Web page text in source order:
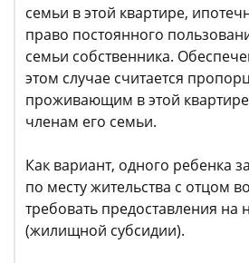
семьи в этой квартире,
право постоянного
семьи собственника.
этом случае считается
проживающим в этой
членам его семьи.
Как вариант, одного ребенка
по месту жительства с отцом
требовать предоставления на
(жилищной субсидии).